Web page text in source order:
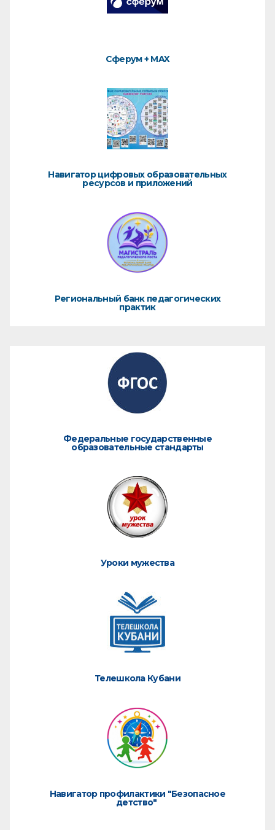
Сферум + MAX
Навигатор цифровых образовательных
ресурсов и приложений
Региональный банк педагогических
практик
Федеральные государственные
образовательные стандарты
Уроки мужества
Телешкола Кубани
Навигатор профилактики "Безопасное
детство"